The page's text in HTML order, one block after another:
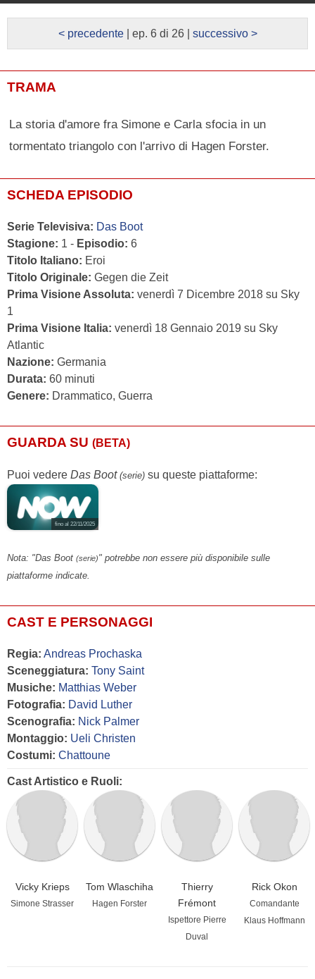
< precedente| ep. 6 di 26 | successivo >
TRAMA
La storia d'amore fra Simone e Carla sfocia in un
tormentato triangolo con l'arrivo di Hagen Forster.
SCHEDA EPISODIO
Serie Televisiva: Das Boot
Stagione: 1 - Episodio: 6
Titolo Italiano: Eroi
Titolo Originale: Gegen die Zeit
Prima Visione Assoluta: venerdì 7 Dicembre 2018 su Sky
1
Prima Visione Italia: venerdì 18 Gennaio 2019 su Sky
Atlantic
Nazione: Germania
Durata: 60 minuti
Genere: Drammatico, Guerra
GUARDA SU (BETA)
Puoi vedere Das Boot (serie) su queste piattaforme:
fino al 22/11/2025
Nota: "Das Boot (serie)" potrebbe non essere più disponibile sulle
piattaforme indicate.
CAST E PERSONAGGI
Regia: Andreas Prochaska
Sceneggiatura: Tony Saint
Musiche: Matthias Weber
Fotografia: David Luther
Scenografia: Nick Palmer
Montaggio: Ueli Christen
Costumi: Chattoune
Cast Artistico e Ruoli:
Vicky Krieps
Simone Strasser
Tom Wlaschiha
Hagen Forster
Thierry
Frémont
Ispettore Pierre
Duval
Rick Okon
Comandante
Klaus Hoffmann